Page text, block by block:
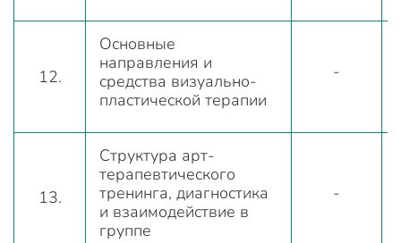
12.
Основные
направления и
средства визуально-
пластической терапии
-
13.
Структура арт-
терапевтического
тренинга, диагностика
и взаимодействие в
группе
-